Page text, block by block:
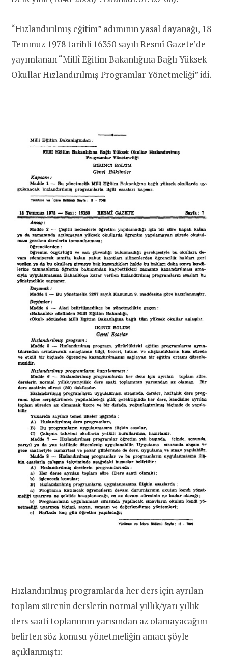
“Hızlandırılmış eğitim” adımının yasal dayanağı, 18
Temmuz 1978 tarihli 16350 sayılı Resmî Gazete’de
yayımlanan “Millî Eğitim Bakanlığına Bağlı Yüksek
Okullar Hızlandırılmış Programlar Yönetmeliği” idi.
Hızlandırılmış programlarda her ders için ayrılan
toplam sürenin derslerin normal yıllık/yarı yıllık
ders saati toplamının yarısından az olamayacağını
belirten söz konusu yönetmeliğin amacı şöyle
açıklanmıştı: